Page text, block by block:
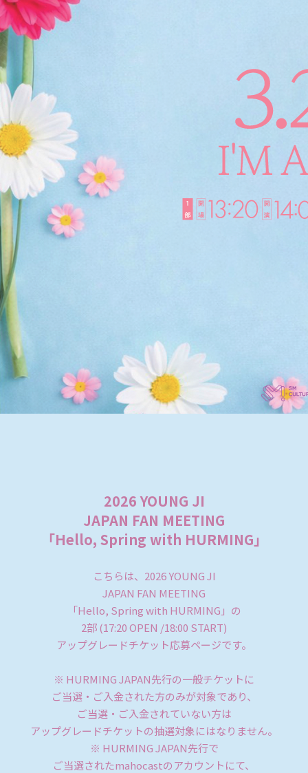
2026 YOUNG JI
JAPAN FAN MEETING
「Hello, Spring with HURMING」
こちらは、2026 YOUNG JI
JAPAN FAN MEETING
「Hello, Spring with HURMING」の
2部 (17:20 OPEN /18:00 START)
アップグレードチケット応募ページです。
※ HURMING JAPAN先行の一般チケットに
ご当選・ご入金された方のみが対象であり、
ご当選・ご入金されていない方は
アップグレードチケットの抽選対象にはなりません。
※ HURMING JAPAN先行で
ご当選されたmahocastのアカウントにて、